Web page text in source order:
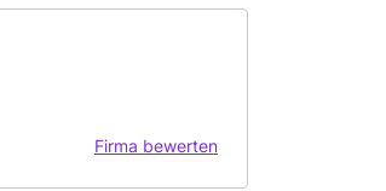
Firma bewerten